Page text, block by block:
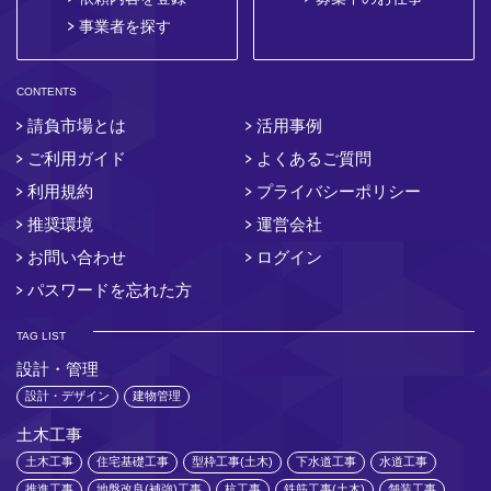
事業者を探す
CONTENTS
請負市場とは
活用事例
ご利用ガイド
よくあるご質問
利用規約
プライバシーポリシー
推奨環境
運営会社
お問い合わせ
ログイン
パスワードを忘れた方
TAG LIST
設計・管理
設計・デザイン 建物管理
土木工事
土木工事 住宅基礎工事 型枠工事(土木) 下水道工事 水道工事